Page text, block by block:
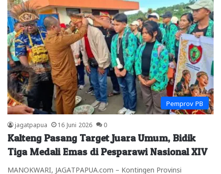
Pemprov PB
jagatpapua 16 Juni 2026 0
Kalteng Pasang Target Juara Umum, Bidik
Tiga Medali Emas di Pesparawi Nasional XIV
MANOKWARI, JAGATPAPUA.com – Kontingen Provinsi